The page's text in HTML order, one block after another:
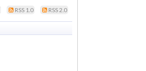
RSS 1.0 RSS 2.0